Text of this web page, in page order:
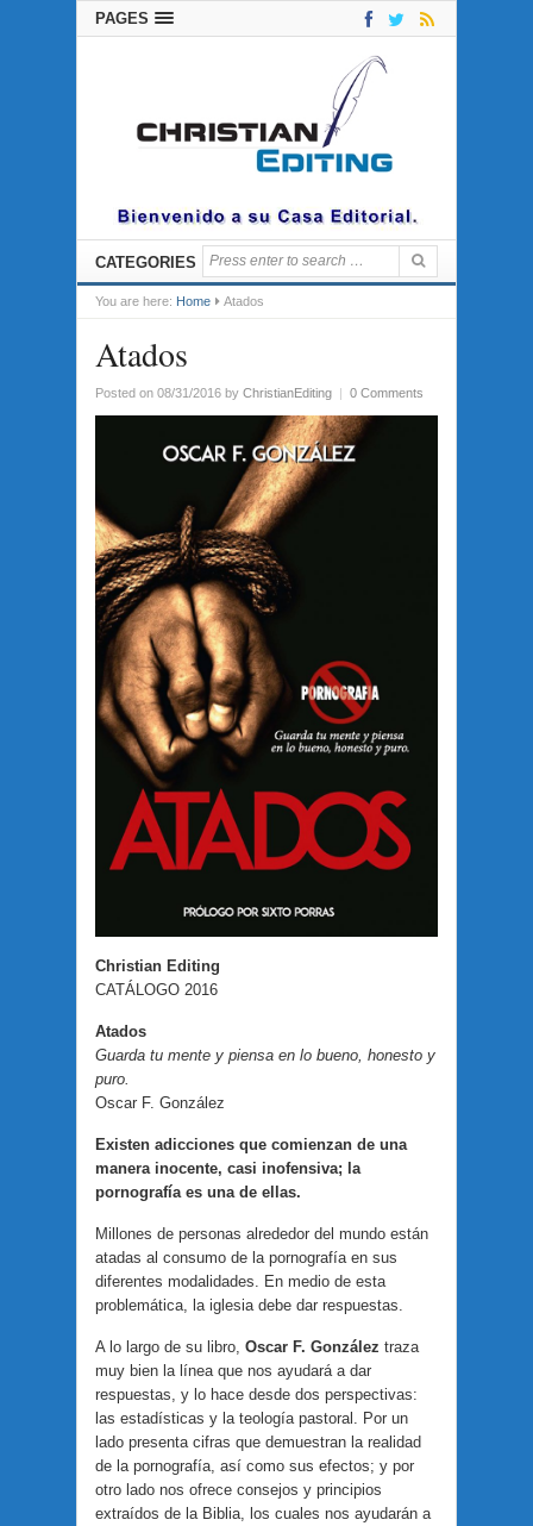
PAGES
CATEGORIES
You are here: Home Atados
Atados
Posted on 08/31/2016 by ChristianEditing | 0 Comments
Christian Editing
CATÁLOGO 2016
Atados
Guarda tu mente y piensa en lo bueno, honesto y
puro.
Oscar F. González
Existen adicciones que comienzan de una
manera inocente, casi inofensiva; la
pornografía es una de ellas.
Millones de personas alrededor del mundo están
atadas al consumo de la pornografía en sus
diferentes modalidades. En medio de esta
problemática, la iglesia debe dar respuestas.
A lo largo de su libro, Oscar F. González traza
muy bien la línea que nos ayudará a dar
respuestas, y lo hace desde dos perspectivas:
las estadísticas y la teología pastoral. Por un
lado presenta cifras que demuestran la realidad
de la pornografía, así como sus efectos; y por
otro lado nos ofrece consejos y principios
extraídos de la Biblia, los cuales nos ayudarán a